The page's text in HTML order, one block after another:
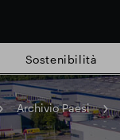
Sostenibilità
Archivio Paesi